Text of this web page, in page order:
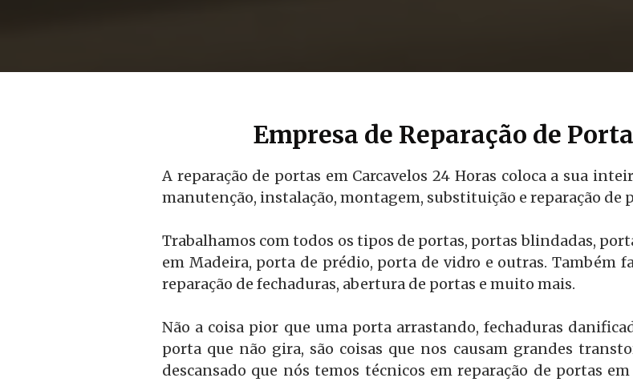
Empresa de Reparação de
A reparação de portas em Carcavelos 24 Horas coloca a sua
manutenção, instalação, montagem, substituição e reparação de
Trabalhamos com todos os tipos de portas, portas blindadas,
em Madeira, porta de prédio, porta de vidro e outras. Também
reparação de fechaduras, abertura de portas e muito mais.
Não a coisa pior que uma porta arrastando, fechaduras
porta que não gira, são coisas que nos causam grandes
descansado que nós temos técnicos em reparação de portas